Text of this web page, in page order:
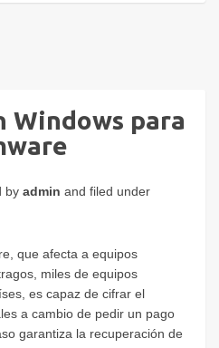
Windows para
byadmin and filed under
que afecta a equipos
miles de equipos
es capaz de cifrar el
a cambio de pedir un pago
garantiza la recuperación de